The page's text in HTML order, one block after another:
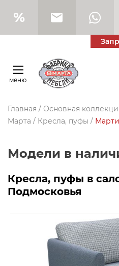
меню
Главная / Основная
Марта / Кресла, пуфы /
Модели в
Кресла, пуфы в
Подмосковья